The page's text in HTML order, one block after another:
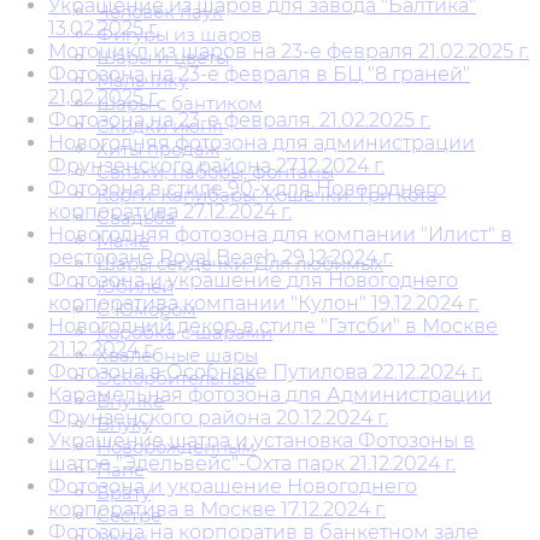
Человек паук
Фигуры из шаров
Шары и цветы
Мальчику
Шары с бантиком
Скидки июня
Хиты продаж
Связки, наборы, фонтаны
Корги. Капибары. Кошечки. Три кота
Свадьба
Маме
Шары сердечки. Для любимых
Юбилей
С Юмором
Коробка с шарами
Хвалебные шары
Оскорбительные
Внучке
Внуку
Новорожденным
Папе
Брату
Сестре
Украшение из шаров для завода "Балтика"
13.02.2025 г.
Мотоцикл из шаров на 23-е февраля 21.02.2025 г.
Фотозона на 23-е февраля в БЦ "8 граней"
21,02.2025 г.
Фотозона на 23-е февраля. 21.02.2025 г.
Новогодняя фотозона для администрации
Фрунзенского района 27.12.2024 г.
Фотозона в стиле 90-х для Новогоднего
корпоратива 27.12.2024 г.
Новогодняя фотозона для компании "Илист" в
ресторане Royal Beach 29.12.2024 г.
Фотозона и украшение для Новогоднего
корпоратива компании "Кулон" 19.12.2024 г.
Новогодний декор в стиле "Гэтсби" в Москве
21.12.2024 г.
Фотозона в Особняке Путилова 22.12.2024 г.
Карамельная фотозона для Администрации
Фрунзенского района 20.12.2024 г.
Украшение шатра и установка Фотозоны в
шатре "Эдельвейс"-Охта парк 21.12.2024 г.
Фотозона и украшение Новогоднего
корпоратива в Москве 17.12.2024 г.
Фотозона на корпоратив в банкетном зале